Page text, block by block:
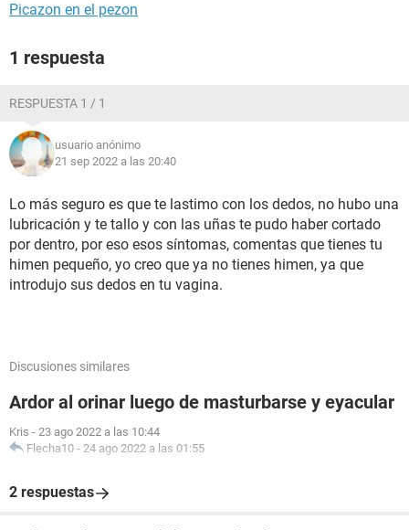
Picazon en el pezon
1 respuesta
RESPUESTA 1 / 1
usuario anónimo
21 sep 2022 a las 20:40
Lo más seguro es que te lastimo con los dedos, no hubo una
lubricación y te tallo y con las uñas te pudo haber cortado
por dentro, por eso esos síntomas, comentas que tienes tu
himen pequeño, yo creo que ya no tienes himen, ya que
introdujo sus dedos en tu vagina.
Discusiones similares
Ardor al orinar luego de masturbarse y eyacular
Kris - 23 ago 2022 a las 10:44
Flecha10 - 24 ago 2022 a las 01:55
2 respuestas